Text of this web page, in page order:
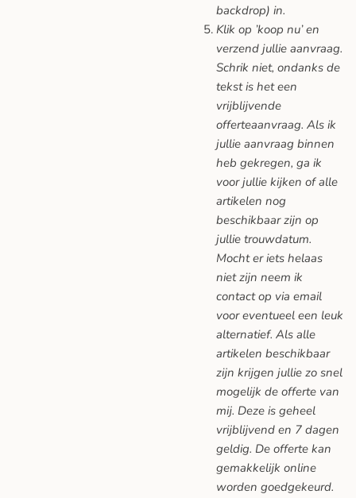
backdrop) in.
Klik op ’koop nu’ en
verzend jullie aanvraag.
Schrik niet, ondanks de
tekst is het een
vrijblijvende
offerteaanvraag. Als ik
jullie aanvraag binnen
heb gekregen, ga ik
voor jullie kijken of alle
artikelen nog
beschikbaar zijn op
jullie trouwdatum.
Mocht er iets helaas
niet zijn neem ik
contact op via email
voor eventueel een leuk
alternatief. Als alle
artikelen beschikbaar
zijn krijgen jullie zo snel
mogelijk de offerte van
mij. Deze is geheel
vrijblijvend en 7 dagen
geldig. De offerte kan
gemakkelijk online
worden goedgekeurd.